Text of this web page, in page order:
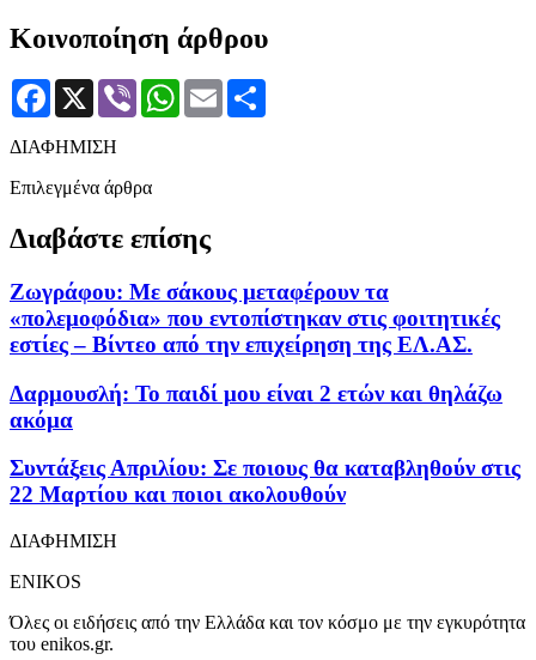
Κοινοποίηση άρθρου
Facebook
X Viber WhatsApp
Email
ΔΙΑΦΗΜΙΣΗ
Επιλεγμένα άρθρα
Διαβάστε επίσης
Ζωγράφου: Με σάκους μεταφέρουν τα
«πολεμοφόδια» που εντοπίστηκαν στις φοιτητικές
εστίες – Βίντεο από την επιχείρηση της ΕΛ.ΑΣ.
Δαρμουσλή: Το παιδί μου είναι 2 ετών και θηλάζω
ακόμα
Συντάξεις Απριλίου: Σε ποιους θα καταβληθούν στις
22 Μαρτίου και ποιοι ακολουθούν
ΔΙΑΦΗΜΙΣΗ
ENIKOS
Όλες οι ειδήσεις από την Ελλάδα και τον κόσμο με την εγκυρότητα
του enikos.gr.